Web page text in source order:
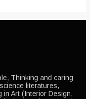
Thinking and caring
literatures,
in Art (Interior Design,